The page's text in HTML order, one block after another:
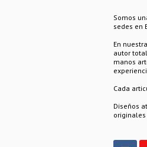
Somos
sedes en
En
autor
manos
Cada
Diseños
originales